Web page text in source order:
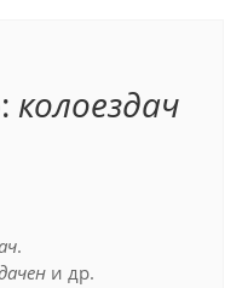
колоездач
.
и др.